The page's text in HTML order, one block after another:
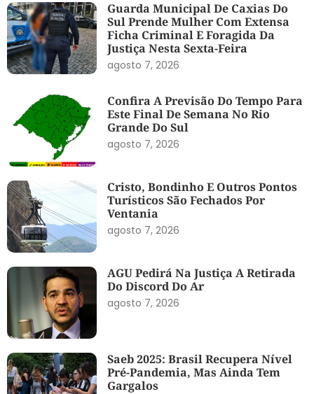
Guarda Municipal De Caxias Do
Sul Prende Mulher Com Extensa
Ficha Criminal E Foragida Da
Justiça Nesta Sexta-Feira
agosto 7, 2026
Confira A Previsão Do Tempo Para
Este Final De Semana No Rio
Grande Do Sul
agosto 7, 2026
Cristo, Bondinho E Outros Pontos
Turísticos São Fechados Por
Ventania
agosto 7, 2026
AGU Pedirá Na Justiça A Retirada
Do Discord Do Ar
agosto 7, 2026
Saeb 2025: Brasil Recupera Nível
Pré-Pandemia, Mas Ainda Tem
Gargalos